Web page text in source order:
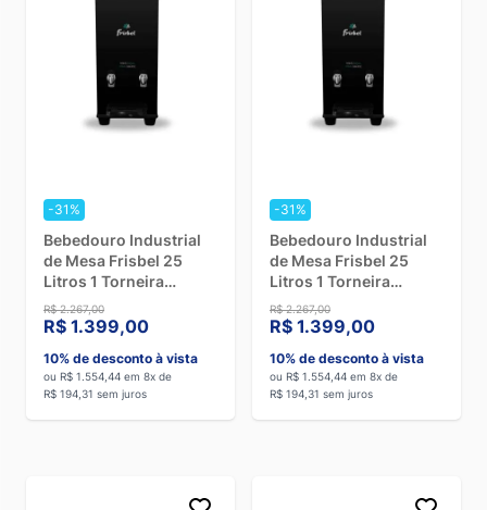
-31%
Bebedouro Industrial
de Mesa Frisbel 25
Litros 1 Torneira
Gelada e 1 Torneira
Natural Black - 220V
R$ 2.267,00
R$ 1.399,00
10% de desconto à vista
ou R$ 1.554,44 em 8x de
R$ 194,31 sem juros
-31%
Bebedouro Industrial
de Mesa Frisbel 25
Litros 1 Torneira
Gelada e 1 Natural
Black - 110V
R$ 2.267,00
R$ 1.399,00
10% de desconto à vista
ou R$ 1.554,44 em 8x de
R$ 194,31 sem juros